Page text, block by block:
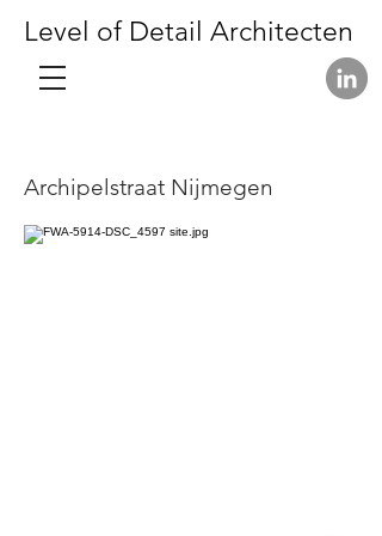
Level of Detail Architecten
Archipelstraat Nijmegen